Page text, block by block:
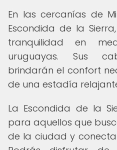
En las cercanías de
Escondida de la
tranquilidad en
uruguayas. Sus
brindarán el confort
de una estadía
La Escondida de la
para aquellos que
de la ciudad y